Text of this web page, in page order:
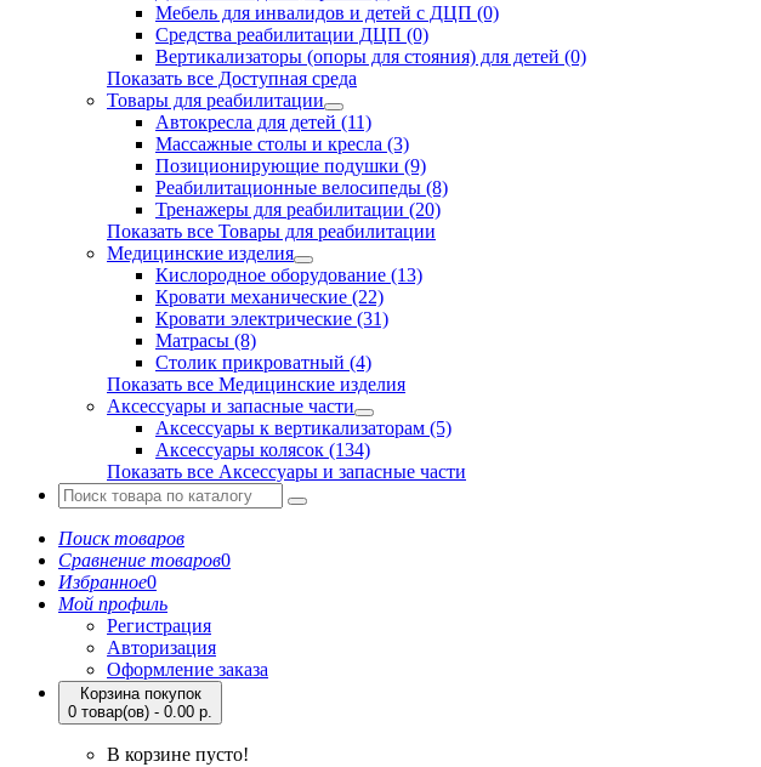
Мебель для инвалидов и детей с ДЦП (0)
Средства реабилитации ДЦП (0)
Вертикализаторы (опоры для стояния) для детей (0)
Показать все Доступная среда
Товары для реабилитации
Автокресла для детей (11)
Массажные столы и кресла (3)
Позиционирующие подушки (9)
Реабилитационные велосипеды (8)
Тренажеры для реабилитации (20)
Показать все Товары для реабилитации
Медицинские изделия
Кислородное оборудование (13)
Кровати механические (22)
Кровати электрические (31)
Матрасы (8)
Столик прикроватный (4)
Показать все Медицинские изделия
Аксессуары и запасные части
Аксессуары к вертикализаторам (5)
Аксессуары колясок (134)
Показать все Аксессуары и запасные части
Поиск товаров
Сравнение товаров0
Избранное0
Мой профиль
Регистрация
Авторизация
Оформление заказа
Корзина покупок
0 товар(ов) - 0.00 р.
В корзине пусто!